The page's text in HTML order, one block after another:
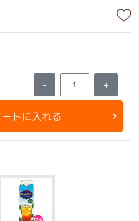
- +
トに入れる